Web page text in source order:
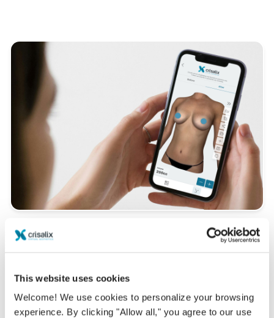
This website uses cookies
Welcome! We use cookies to personalize your browsing
experience. By clicking "Allow all," you agree to our use
Ainda tem dúvidas sobre sua cirurgia?
Depois da consulta com
seus amigos e familiares e ter opiniões.